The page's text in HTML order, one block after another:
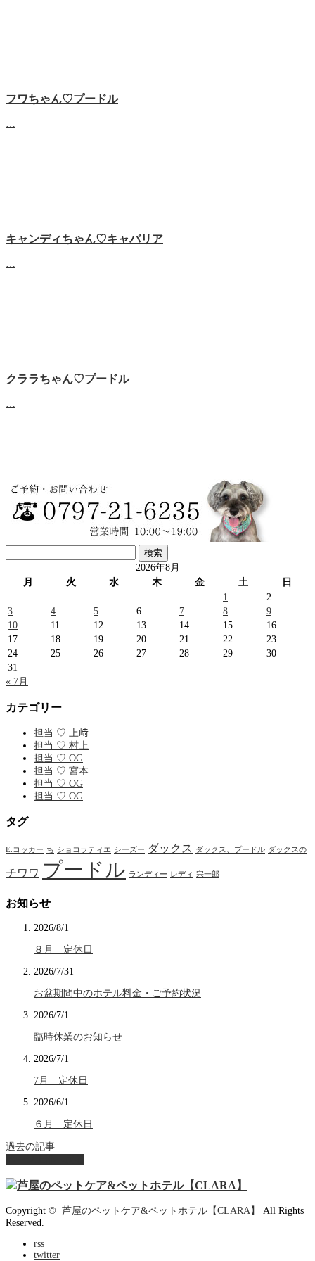
フワちゃん♡プードル
キャンディちゃん♡キャバリア
クララちゃん♡プードル
索:
2026年8月
月
火 水 木 金 土
日
1
2
3
4 5 6 7 8
9
10
11 12 13 14 15
16
17
18 19 20 21 22
23
24
25 26 27 28 29
30
31
« 7月
カテゴリー
担当 ♡ 上﨑
担当 ♡ 村上
担当 ♡ OG
担当 ♡ 宮本
担当 ♡ OG
担当 ♡ OG
タグ
E.コッカー ち ショコラティエ シーズー ダックス ダックス、プードル ダックスの
チワワ プードル ランディー レディ 宗一郎
お知らせ
2026/8/1
８月 定休日
2026/7/31
お盆期間中のホテル料金・ご予約状況
2026/7/1
臨時休業のお知らせ
2026/7/1
7月 定休日
2026/6/1
６月 定休日
過去の記事
Copyright © 芦屋のペットケア&ペットホテル【CLARA】
All Rights
Reserved.
rss
twitter